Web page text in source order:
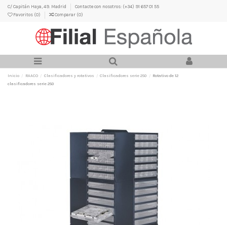
C/ Capitán Haya, 49. Madrid
Contacte con nosotros: (+34) 91 657 01 55
Favoritos (0) Comparar (0)
Inicio RAACO Clasificadores y rotativos Clasificadores serie 250
Rotativo de 12
clasificadores serie 250